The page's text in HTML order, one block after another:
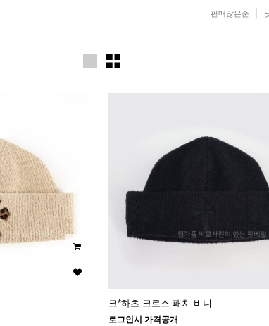
판매많은순
크*하츠 크로스 패치 비니
로그인시 가격공개